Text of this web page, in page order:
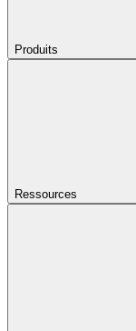
Produits
Ressources